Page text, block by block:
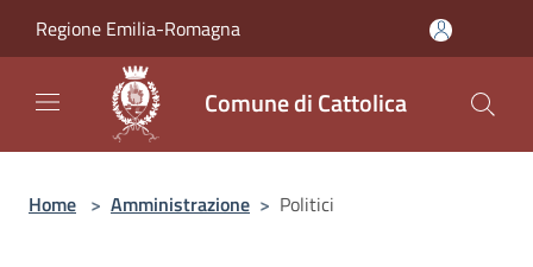
Regione Emilia-Romagna
Comune di Cattolica
Home > Amministrazione > Politici